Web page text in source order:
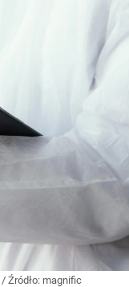
/ Źródło: magnific